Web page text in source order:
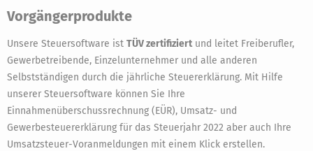
Vorgängerprodukte
Unsere Steuersoftware ist TÜV zertifiziertund leitet Freiberufler,
Gewerbetreibende, Einzelunternehmer und alle anderen
Selbstständigen durch die jährliche Steuererklärung. Mit Hilfe
unserer Steuersoftware können Sie Ihre
Einnahmenüberschussrechnung (EÜR), Umsatz- und
Gewerbesteuererklärung für das Steuerjahr 2022 aber auch Ihre
Umsatzsteuer-Voranmeldungen mit einem Klick erstellen.